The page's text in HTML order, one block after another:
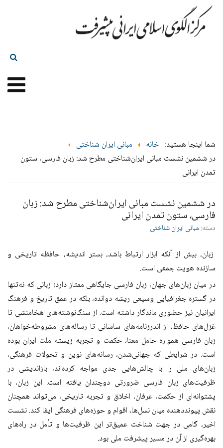
شما اینجا هستید: خانه
مبانی ایران شناختی
در ششمین نشست مبانی ایران‌شناختی مطرح شد: زبان فارسی، ستون
تمدن ایرانی
در ششمین نشست مبانی ایران‌شناختی مطرح شد: زبان
فارسی، ستون تمدن ایرانی
دسته:مبانی ایران شناختی
زبان، بیش از آنکه ابزار ارتباط باشد، بستر اندیشه، حافظه تاریخی و
سازنده هویت جمعی است.
در میان زبان‌های جهان، زبان فارسی جایگاهی ممتاز دارد؛ زبانی که نه‌تنها
در گستره جغرافیایی وسیعی ریشه دوانده، بلکه در عمق تاریخ و فرهنگ
ایرانیان نیز حضوری ماندگار داشته است. از سنگ‌نوشته‌های هخامنشی تا
غزل‌های حافظ، از اندرزنامه‌های ساسانی تا رساله‌های مشروطه‌خواهان،
زبان فارسی همواره حامل معنا، حکمت و تجربه زیسته ملت ایران بوده
است. در شرایطی که جهانی‌شدن، رسانه‌های نوین و تحولات فرهنگی،
زبان‌های ملی را با چالش‌هایی جدی مواجه کرده‌اند، بازاندیشی در
ظرفیت‌های زبان فارسی ضرورتی دوچندان یافته است. این زبان، با
پشتوانه‌ای از حکمت، عرفان، اخلاق و تجربه تاریخی، می‌تواند همچنان
نقش پیونددهنده میان نسل‌ها، اقوام و حوزه‌های فرهنگی ایفا کند. نشست
اخیر، گامی در جهت شناخت عمیق‌تر این ظرفیت‌ها و تأمل در راه‌های
بهره‌گیری از آن در مسیر پیشرفت ملی بود.